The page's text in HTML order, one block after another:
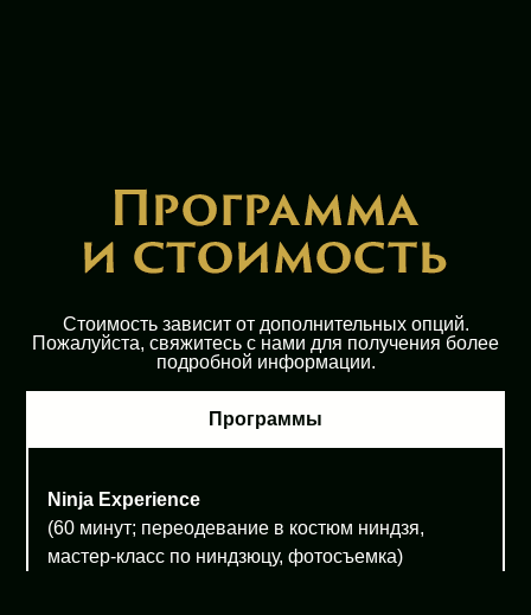
Стоимость зависит от дополнительных опций.
Пожалуйста, свяжитесь с нами для получения более
подробной информации.
Программы
Ninja Experience
(60 минут; переодевание в костюм ниндзя,
мастер-класс по ниндзюцу, фотосъемка)